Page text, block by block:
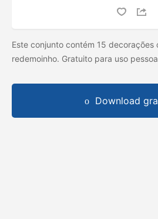
Este conjunto contém 15 decorações
redemoinho. Gratuito para uso
Download